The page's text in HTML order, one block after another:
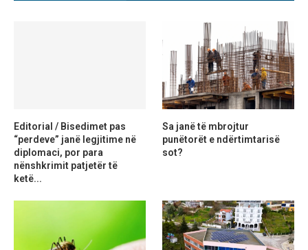
Editorial / Bisedimet pas
“perdeve” janë legjitime në
diplomaci, por para
nënshkrimit patjetër të
ketë...
Sa janë të mbrojtur
punëtorët e ndërtimtarisë
sot?